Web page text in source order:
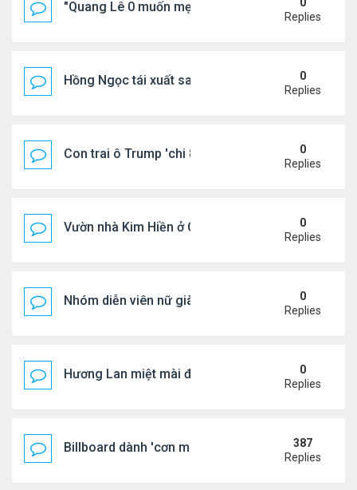
"Quang Lê 0 muốn mẹ thua kém người khác"
Replies
Hồng Ngọc tái xuất sau nhiều năm ở ẩn
0
Replies
Con trai ô Trump 'chi 8.5 triệu để xóa ràng buộc
0
Replies
Vườn nhà Kim Hiền ở California
0
Replies
Nhóm diễn viên nữ giàu nhất thế giới
0
Replies
Hương Lan miệt mài đi hát ở tuổi 70
0
Replies
Billboard dành 'cơn mưa' lời khen BTS
387
Replies